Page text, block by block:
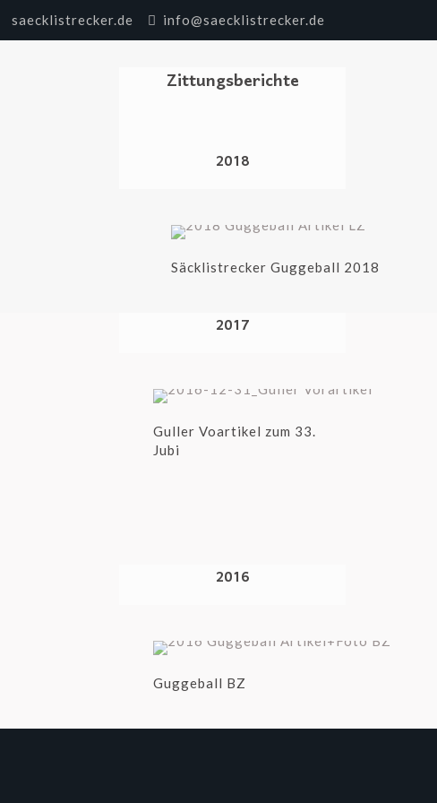
saecklistrecker.de info@saecklistrecker.de
Zittungsberichte
2018
Säcklistrecker Guggeball 2018
2017
Guller Voartikel zum 33.
Jubi
2016
Guggeball BZ